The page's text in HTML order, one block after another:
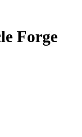
Forge